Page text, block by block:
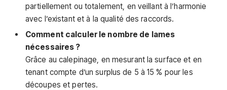
partiellement ou totalement, en veillant à l’harmonie
avec l’existant et à la qualité des raccords.
Comment calculer le nombre de lames
nécessaires ?
Grâce au calepinage, en mesurant la surface et en
tenant compte d’un surplus de 5 à 15 % pour les
découpes et pertes.